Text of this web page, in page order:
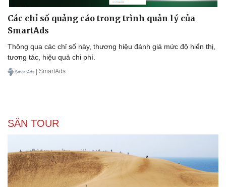
Các chỉ số quảng cáo trong trình quản lý của
SmartAds
Thông qua các chỉ số này, thương hiệu đánh giá mức độ hiển thị,
tương tác, hiệu quả chi phí.
| SmartAds
SĂN TOUR